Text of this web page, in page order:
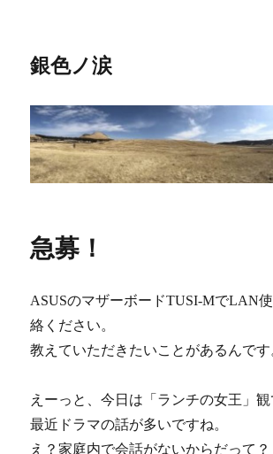
銀色ノ涙
急募！
ASUSのマザーボードTUSI-MでLAN
絡ください。
教えていただきたいことがあるんです
えーっと、今日は「ランチの女王」観
最近ドラマの話が多いですね。
え？家庭内で会話がないからだって？